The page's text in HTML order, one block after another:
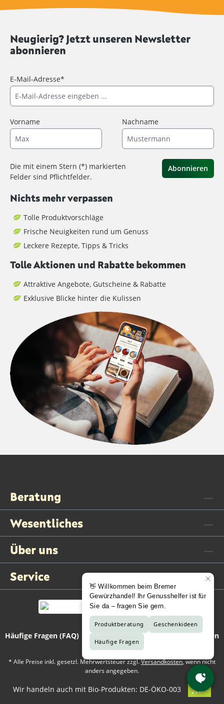
Neugierig? Jetzt unseren Newsletter
abonnieren
E-Mail-Adresse*
Vorname Nachname
Die mit einem Stern (*) markierten
Felder sind Pflichtfelder.
Abonnieren
Nichts mehr verpassen
Tolle Produktvorschläge
Frische Neuigkeiten rund um Genuss
Leckere Rezepte, Tipps & Tricks
Tolle Aktionen und Rabatte bekommen
Attraktive Angebote, Gutscheine & Rabatte
Exklusive Blicke hinter die Kulissen
Beratung
Wesentliches
Über uns
Service
Häufige Fragen (FAQ) Kontaktformular Vertrag widerrufen
* Alle Preise inkl. gesetzl. Mehrwertsteuer zzgl.Versandkosten, wenn nicht
anders angegeben.
Wir handeln auch mit Bio-Produkten: DE-ÖKO-003